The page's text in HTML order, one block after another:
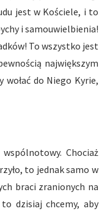
jest w Kościele, i to
i samouwielbienia!
To wszystko jest
największym
do Niego Kyrie,
Chociaż
to jednak samo w
braci zranionych na
dzisiaj chcemy, aby